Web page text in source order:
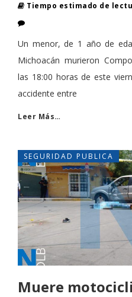
Tiempo estimado de
Un menor, de 1 año de
Michoacán murieron
las 18:00 horas de este
accidente entre
Leer Más…
SEGURIDAD PUBLICA
Muere